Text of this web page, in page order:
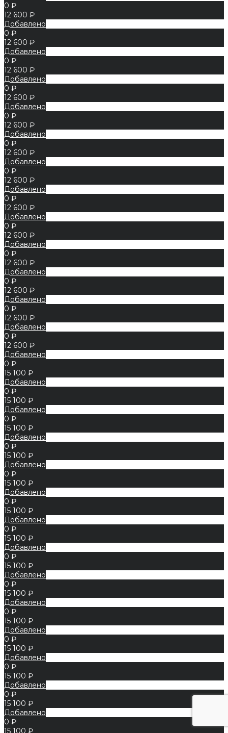
0 ₽
12 600 ₽
Добавлено
0 ₽
12 600 ₽
Добавлено
0 ₽
12 600 ₽
Добавлено
0 ₽
12 600 ₽
Добавлено
0 ₽
12 600 ₽
Добавлено
0 ₽
12 600 ₽
Добавлено
0 ₽
12 600 ₽
Добавлено
0 ₽
12 600 ₽
Добавлено
0 ₽
12 600 ₽
Добавлено
0 ₽
12 600 ₽
Добавлено
0 ₽
12 600 ₽
Добавлено
0 ₽
12 600 ₽
Добавлено
0 ₽
12 600 ₽
Добавлено
0 ₽
15 100 ₽
Добавлено
0 ₽
15 100 ₽
Добавлено
0 ₽
15 100 ₽
Добавлено
0 ₽
15 100 ₽
Добавлено
0 ₽
15 100 ₽
Добавлено
0 ₽
15 100 ₽
Добавлено
0 ₽
15 100 ₽
Добавлено
0 ₽
15 100 ₽
Добавлено
0 ₽
15 100 ₽
Добавлено
0 ₽
15 100 ₽
Добавлено
0 ₽
15 100 ₽
Добавлено
0 ₽
15 100 ₽
Добавлено
0 ₽
15 100 ₽
Добавлено
0 ₽
15 100 ₽